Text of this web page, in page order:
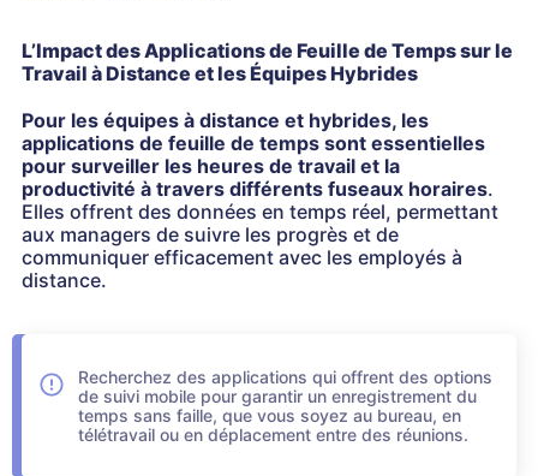
L’Impact des Applications de Feuille de Temps sur le
Travail à Distance et les Équipes Hybrides
Pour les équipes à distance et hybrides, les
applications de feuille de temps sont essentielles
pour surveiller les heures de travail et la
productivité à travers différents fuseaux horaires.
Elles offrent des données en temps réel, permettant
aux managers de suivre les progrès et de
communiquer efficacement avec les employés à
distance.
Recherchez des applications qui offrent des options
de suivi mobile pour garantir un enregistrement du
temps sans faille, que vous soyez au bureau, en
télétravail ou en déplacement entre des réunions.